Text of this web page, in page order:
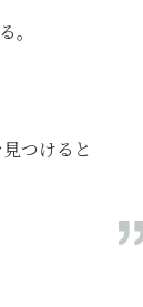
。
つけると